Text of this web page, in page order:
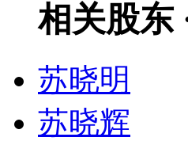
相关股东 ·
苏晓明
苏晓辉